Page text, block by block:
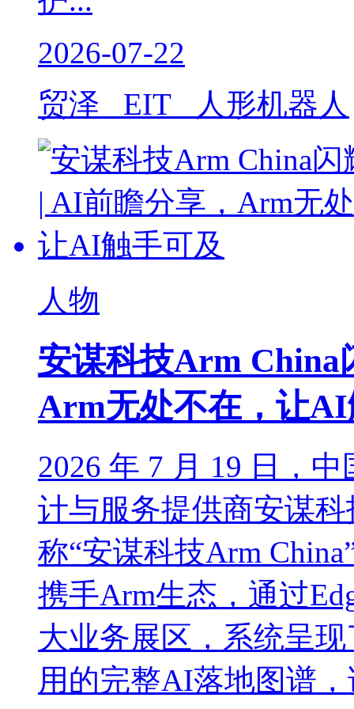
2026-07-22
贸泽 EIT 人形机器人
人物
安谋科技Arm China
Arm无处不在，让
2026 年 7 月 19 日，
计与服务提供商安谋
称“安谋科技Arm
携手Arm生态，通过
大业务展区，系统呈
用的完整AI落地图谱